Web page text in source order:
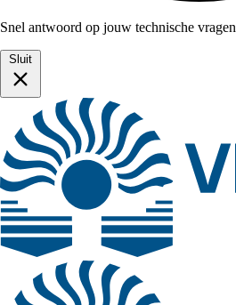
Snel antwoord op jouw technische vragen
Sluit